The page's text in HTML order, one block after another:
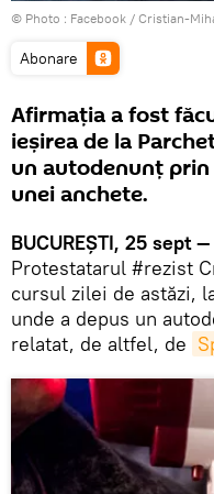
© Photo : Facebook / Cristian-
Abonare
Afirmaţia a fost
ieşirea de la
un autodenunţ
unei anchete.
BUCUREŞTI, 25 sept
Protestatarul #rezist
cursul zilei de astăzi,
unde a depus un
relatat, de altfel, de